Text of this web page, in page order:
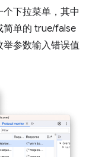
下拉菜单，其中
简单的 true/false
参数输入错误值